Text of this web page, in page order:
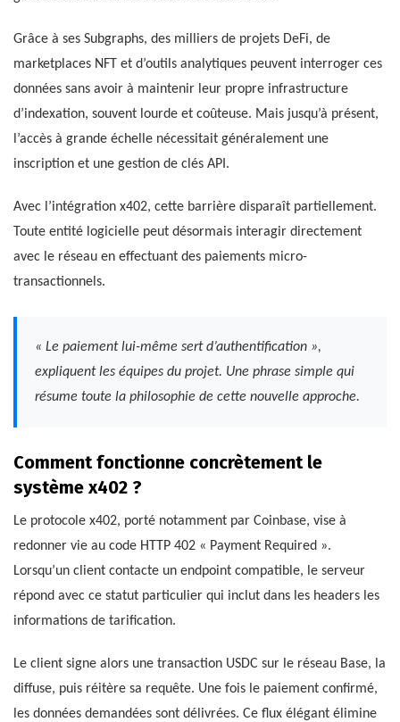
Grâce à ses Subgraphs, des milliers de projets DeFi, de
marketplaces NFT et d’outils analytiques peuvent interroger ces
données sans avoir à maintenir leur propre infrastructure
d’indexation, souvent lourde et coûteuse. Mais jusqu’à présent,
l’accès à grande échelle nécessitait généralement une
inscription et une gestion de clés API.
Avec l’intégration x402, cette barrière disparaît partiellement.
Toute entité logicielle peut désormais interagir directement
avec le réseau en effectuant des paiements micro-
transactionnels.
« Le paiement lui-même sert d’authentification »,
expliquent les équipes du projet. Une phrase simple qui
résume toute la philosophie de cette nouvelle approche.
Comment fonctionne concrètement le
système x402 ?
Le protocole x402, porté notamment par Coinbase, vise à
redonner vie au code HTTP 402 « Payment Required ».
Lorsqu’un client contacte un endpoint compatible, le serveur
répond avec ce statut particulier qui inclut dans les headers les
informations de tarification.
Le client signe alors une transaction USDC sur le réseau Base, la
diffuse, puis réitère sa requête. Une fois le paiement confirmé,
les données demandées sont délivrées. Ce flux élégant élimine